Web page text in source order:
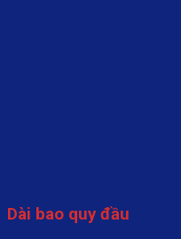
Dài bao quy đầu